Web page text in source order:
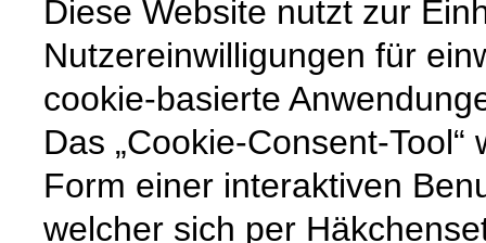
Diese Website nutzt zur
Nutzereinwilligungen für
cookie-basierte
Das „Cookie-Consent-
Form einer interaktiven
welcher sich per